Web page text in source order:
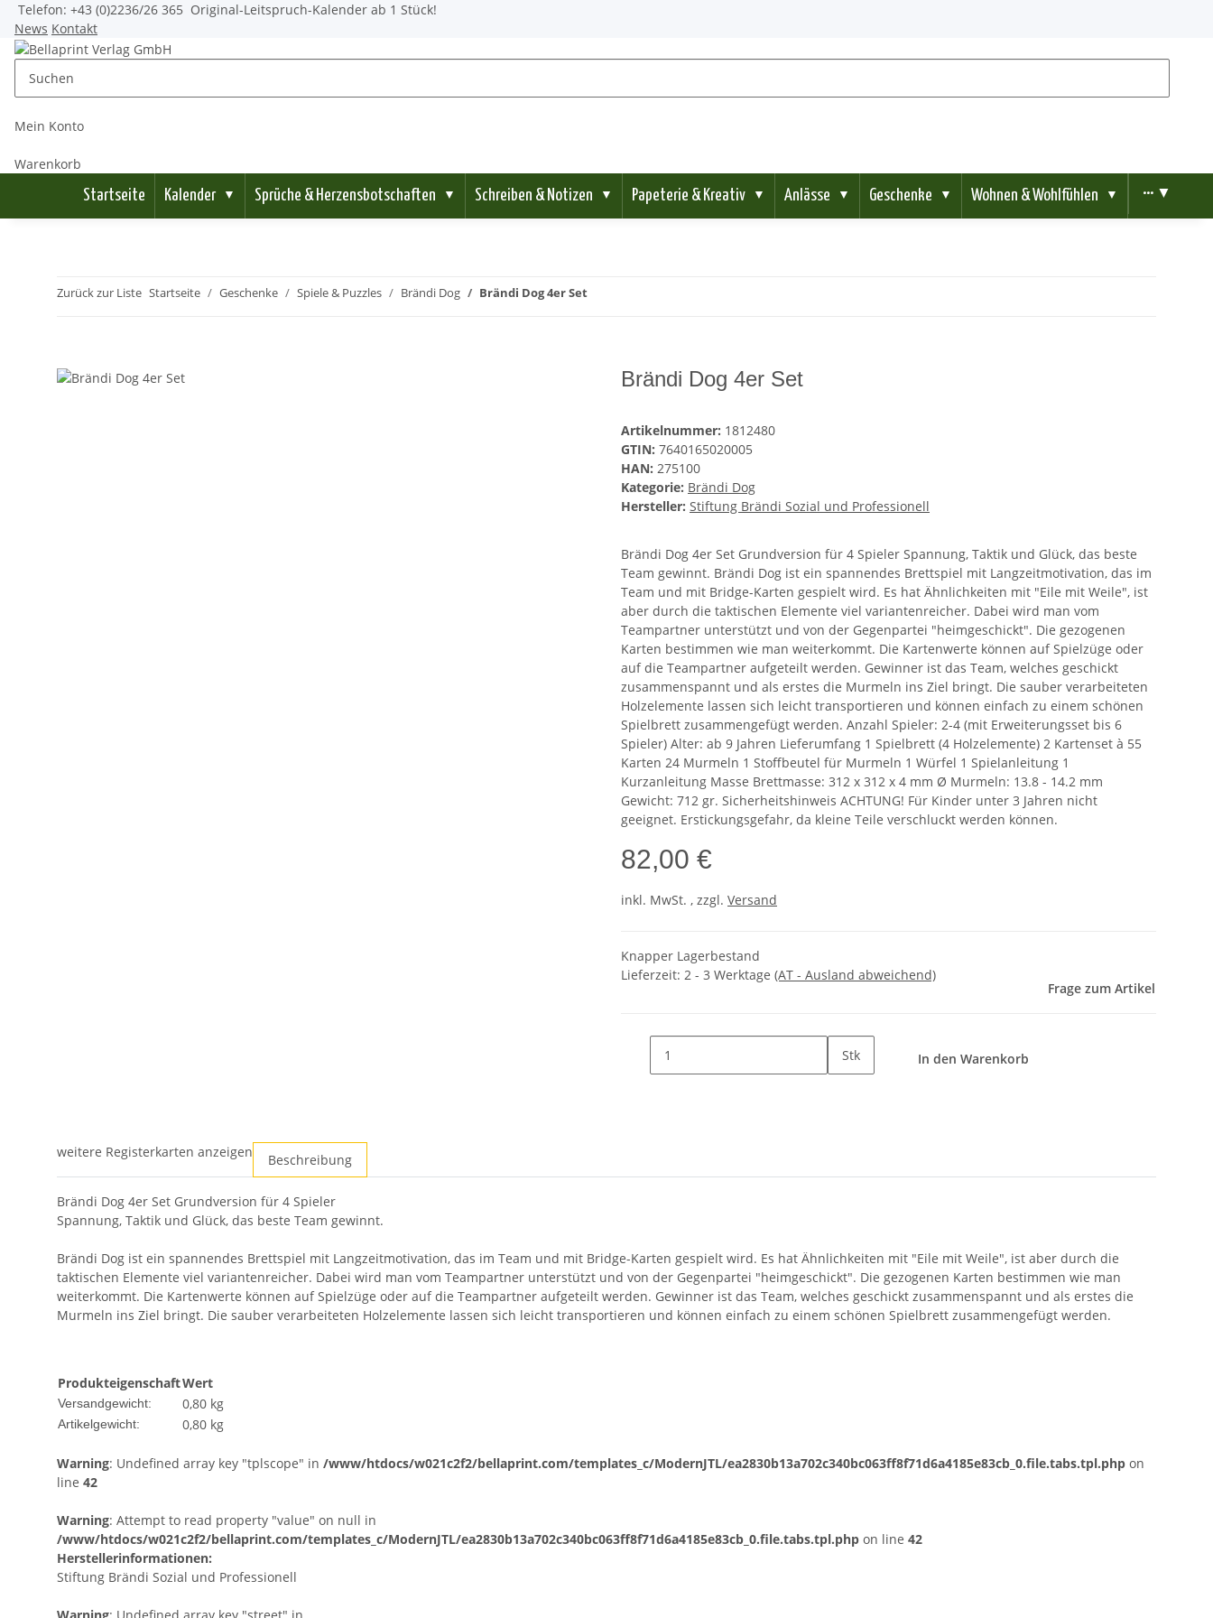
Telefon: +43 (0)2236/26 365 Original-Leitspruch-Kalender ab 1 Stück!
News Kontakt
Mein Konto
Warenkorb
Startseite
Kalender ▼ Sprüche & Herzensbotschaften ▼ Schreiben & Notizen ▼ Papeterie & Kreativ ▼ Anlässe ▼ Geschenke ▼ Wohnen & Wohlfühlen ▼ ••• ▼
Zurück zur Liste Startseite Geschenke Spiele & Puzzles Brändi Dog Brändi Dog 4er Set
Brändi Dog 4er Set
Artikelnummer: 1812480
GTIN: 7640165020005
HAN: 275100
Kategorie: Brändi Dog
Hersteller: Stiftung Brändi Sozial und Professionell
Brändi Dog 4er Set Grundversion für 4 Spieler Spannung, Taktik und Glück, das beste
Team gewinnt. Brändi Dog ist ein spannendes Brettspiel mit Langzeitmotivation, das im
Team und mit Bridge-Karten gespielt wird. Es hat Ähnlichkeiten mit "Eile mit Weile", ist
aber durch die taktischen Elemente viel variantenreicher. Dabei wird man vom
Teampartner unterstützt und von der Gegenpartei "heimgeschickt". Die gezogenen
Karten bestimmen wie man weiterkommt. Die Kartenwerte können auf Spielzüge oder
auf die Teampartner aufgeteilt werden. Gewinner ist das Team, welches geschickt
zusammenspannt und als erstes die Murmeln ins Ziel bringt. Die sauber verarbeiteten
Holzelemente lassen sich leicht transportieren und können einfach zu einem schönen
Spielbrett zusammengefügt werden. Anzahl Spieler: 2-4 (mit Erweiterungsset bis 6
Spieler) Alter: ab 9 Jahren Lieferumfang 1 Spielbrett (4 Holzelemente) 2 Kartenset à 55
Karten 24 Murmeln 1 Stoffbeutel für Murmeln 1 Würfel 1 Spielanleitung 1
Kurzanleitung Masse Brettmasse: 312 x 312 x 4 mm Ø Murmeln: 13.8 - 14.2 mm
Gewicht: 712 gr. Sicherheitshinweis ACHTUNG! Für Kinder unter 3 Jahren nicht
geeignet. Erstickungsgefahr, da kleine Teile verschluckt werden können.
82,00 €
inkl. MwSt. , zzgl. Versand
Knapper Lagerbestand
Lieferzeit: 2 - 3 Werktage (AT - Ausland abweichend)
Frage zum Artikel
Stk In den Warenkorb
weitere Registerkarten anzeigen Beschreibung
Brändi Dog 4er Set Grundversion für 4 Spieler
Spannung, Taktik und Glück, das beste Team gewinnt.
Brändi Dog ist ein spannendes Brettspiel mit Langzeitmotivation, das im Team und mit Bridge-Karten gespielt wird. Es hat Ähnlichkeiten mit "Eile mit Weile", ist aber durch die
taktischen Elemente viel variantenreicher. Dabei wird man vom Teampartner unterstützt und von der Gegenpartei "heimgeschickt". Die gezogenen Karten bestimmen wie man
weiterkommt. Die Kartenwerte können auf Spielzüge oder auf die Teampartner aufgeteilt werden. Gewinner ist das Team, welches geschickt zusammenspannt und als erstes die
Murmeln ins Ziel bringt. Die sauber verarbeiteten Holzelemente lassen sich leicht transportieren und können einfach zu einem schönen Spielbrett zusammengefügt werden.
ProdukteigenschaftWert
Versandgewicht: 0,80 kg
Artikelgewicht: 0,80 kg
Warning: Undefined array key "tplscope" in /www/htdocs/w021c2f2/bellaprint.com/templates_c/ModernJTL/ea2830b13a702c340bc063ff8f71d6a4185e83cb_0.file.tabs.tpl.php on
line 42
Warning: Attempt to read property "value" on null in
/www/htdocs/w021c2f2/bellaprint.com/templates_c/ModernJTL/ea2830b13a702c340bc063ff8f71d6a4185e83cb_0.file.tabs.tpl.php on line 42
Herstellerinformationen:
Stiftung Brändi Sozial und Professionell